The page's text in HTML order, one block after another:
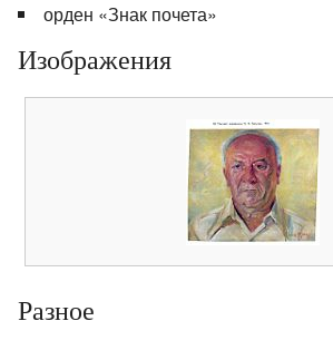
орден «Знак почета»
Изображения
Разное